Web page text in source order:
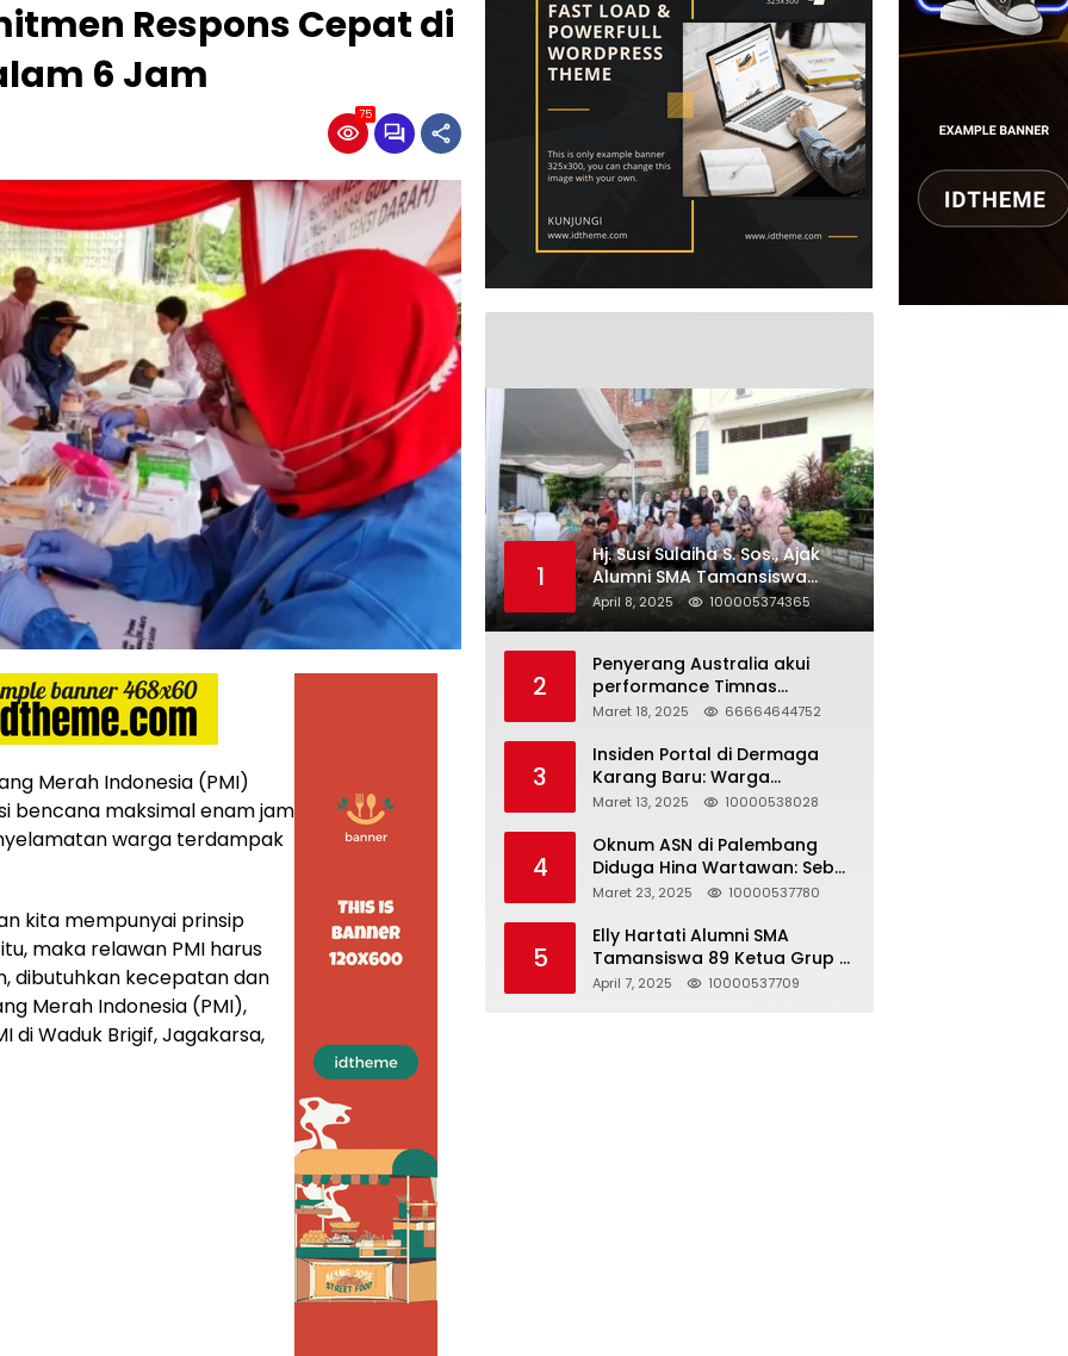
Respons Cepat di
6 Jam
75
Merah Indonesia (PMI)
bencana maksimal enam jam
warga terdampak
kita mempunyai prinsip
maka relawan PMI harus
dibutuhkan kecepatan dan
Merah Indonesia (PMI),
di Waduk Brigif, Jagakarsa,
1
Hj. Susi Sulaiha S. Sos., Ajak
Alumni SMA Tamansiswa
Palembang Angkatan 91 Halal
Bihalal
April 8, 2025 100005374365
2
Penyerang Australia akui
performance Timnas
Indonesia
Maret 18, 2025 66664644752
3
Insiden Portal di Dermaga
Karang Baru: Warga
Klarifikasi dan Kritik
Akurat
Maret 13, 2025 10000538028
4
Oknum ASN di Palembang
Diduga Hina Wartawan: Sebut
Profesi Jurnalis Hanya
Berujung Dugaan
Pelanggaran UU ITE!
Maret 23, 2025 10000537780
5
Elly Hartati Alumni SMA
Tamansiswa 89 Ketua Grup S
4 Laksanakan Giat
April 7, 2025 10000537709